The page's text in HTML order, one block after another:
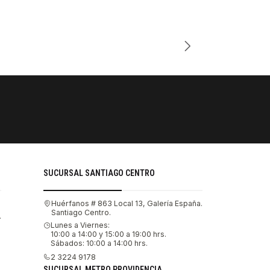
SUCURSAL SANTIAGO CENTRO
Huérfanos # 863 Local 13, Galería España.
Santiago Centro.
Lunes a Viernes:
10:00 a 14:00 y 15:00 a 19:00 hrs.
Sábados: 10:00 a 14:00 hrs.
2 3224 9178